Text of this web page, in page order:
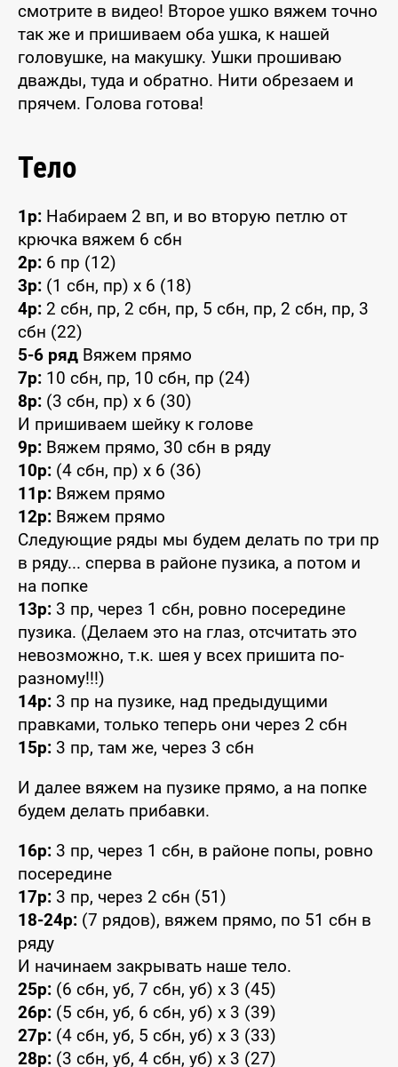
смотрите в видео! Второе ушко вяжем точно
так же и пришиваем оба ушка, к нашей
головушке, на макушку. Ушки прошиваю
дважды, туда и обратно. Нити обрезаем и
прячем. Голова готова!
Тело
1р: Набираем 2 вп, и во вторую петлю от
крючка вяжем 6 сбн
2р: 6 пр (12)
3р: (1 сбн, пр) x 6 (18)
4р: 2 сбн, пр, 2 сбн, пр, 5 сбн, пр, 2 сбн, пр, 3
сбн (22)
5-6 ряд Вяжем прямо
7р: 10 сбн, пр, 10 сбн, пр (24)
8р: (3 сбн, пр) x 6 (30)
И пришиваем шейку к голове
9р: Вяжем прямо, 30 сбн в ряду
10р: (4 сбн, пр) x 6 (36)
11р: Вяжем прямо
12р: Вяжем прямо
Следующие ряды мы будем делать по три пр
в ряду... сперва в районе пузика, а потом и
на попке
13р: 3 пр, через 1 сбн, ровно посередине
пузика. (Делаем это на глаз, отсчитать это
невозможно, т.к. шея у всех пришита по-
разному!!!)
14р: 3 пр на пузике, над предыдущими
правками, только теперь они через 2 сбн
15р: 3 пр, там же, через 3 сбн
И далее вяжем на пузике прямо, а на попке
будем делать прибавки.
16р: 3 пр, через 1 сбн, в районе попы, ровно
посередине
17р: 3 пр, через 2 сбн (51)
18-24р: (7 рядов), вяжем прямо, по 51 сбн в
ряду
И начинаем закрывать наше тело.
25р: (6 сбн, уб, 7 сбн, уб) x 3 (45)
26р: (5 сбн, уб, 6 сбн, уб) x 3 (39)
27р: (4 сбн, уб, 5 сбн, уб) x 3 (33)
28р: (3 сбн, уб, 4 сбн, уб) x 3 (27)